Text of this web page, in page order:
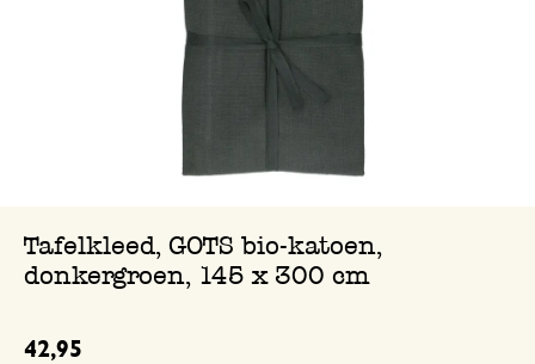
Tafelkleed, GOTS bio-katoen,
donkergroen, 145 x 300 cm
42,95
binnen gehad!